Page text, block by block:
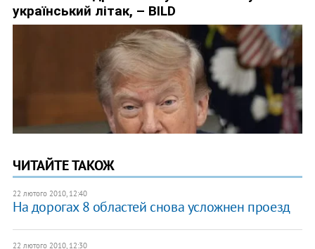
ЧИТАЙТЕ ТАКОЖ
22 лютого 2010, 12:40
На дорогах 8 областей снова усложнен проезд
22 лютого 2010, 12:30